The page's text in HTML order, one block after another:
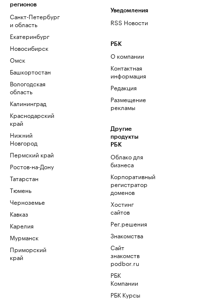
регионов
Санкт-Петербург
и область
Екатеринбург
Новосибирск
Омск
Башкортостан
Вологодская
область
Калининград
Краснодарский
край
Нижний
Новгород
Пермский край
Ростов-на-Дону
Татарстан
Тюмень
Черноземье
Кавказ
Карелия
Мурманск
Приморский
край
Уведомления
RSS Новости
РБК
О компании
Контактная
информация
Редакция
Размещение
рекламы
Другие
продукты
РБК
Облако для
бизнеса
Корпоративный
регистратор
доменов
Хостинг
сайтов
Рег.решения
Знакомства
Сайт
знакомств
podbor.ru
РБК
Компании
РБК Курсы